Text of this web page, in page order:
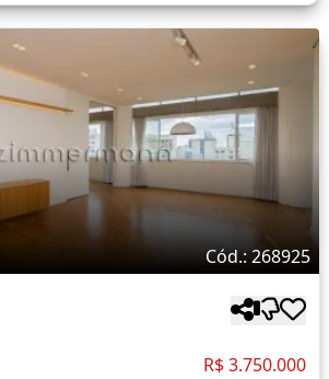
Cód.: 268925
R$ 3.750.000